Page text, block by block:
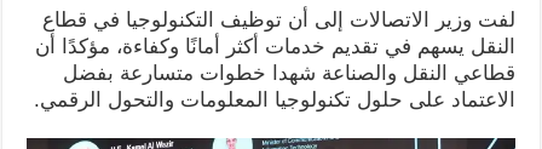
لفت وزير الاتصالات إلى أن توظيف التكنولوجيا في قطاع
النقل يسهم في تقديم خدمات أكثر أمانًا وكفاءة، مؤكدًا أن
قطاعي النقل والصناعة شهدا خطوات متسارعة بفضل
الاعتماد على حلول تكنولوجيا المعلومات والتحول الرقمي.